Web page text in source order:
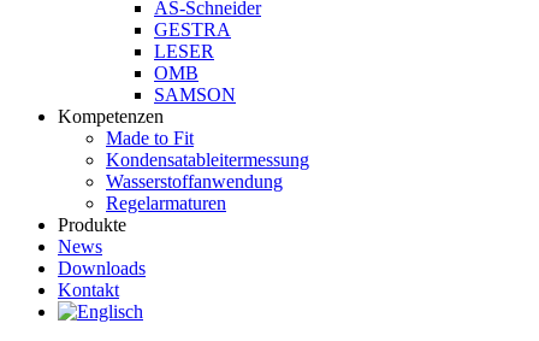
AS-Schneider
GESTRA
LESER
OMB
SAMSON
Kompetenzen
Made to Fit
Kondensat­ableiter­messung
Wasserstoff­anwendung
Regel­arma­turen
Produkte
News
Downloads
Kontakt